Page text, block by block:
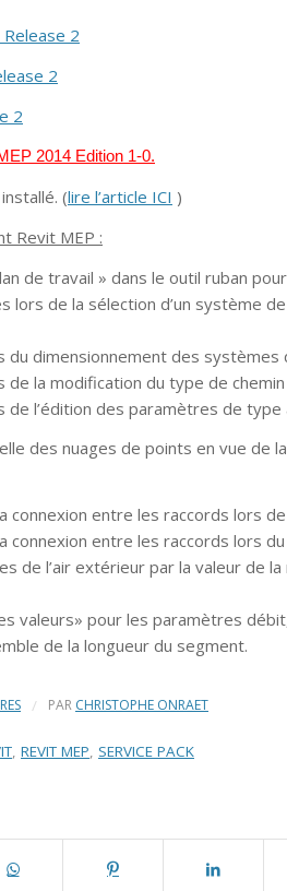
2
2
2
2014 Edition 1-0.
(lire l’article ICI )
Revit MEP :
de travail » dans le outil ruban
lors de la sélection d’un système
du dimensionnement des systèmes
la modification du type de
de l’édition des paramètres de
des nuages ​​de points en vue de
connexion entre les raccords lors
connexion entre les raccords lors
de l’air extérieur par la valeur de
valeurs» pour les paramètres
de la longueur du segment.
/ PAR CHRISTOPHE ONRAET
, REVIT MEP, SERVICE PACK